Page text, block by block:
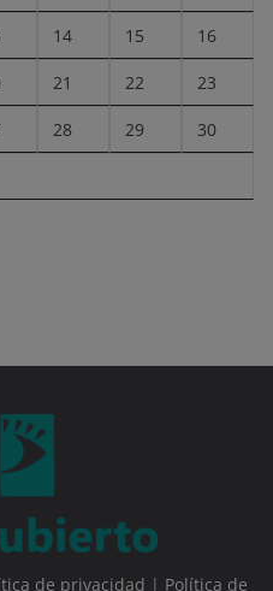
14 15 16
21 22 23
28 29 30
de privacidad | Política de